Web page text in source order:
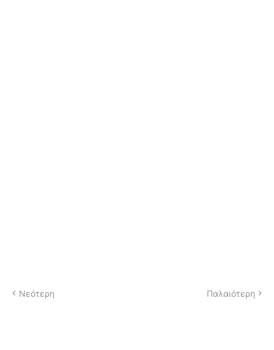
Νεότερη Παλαιότερη